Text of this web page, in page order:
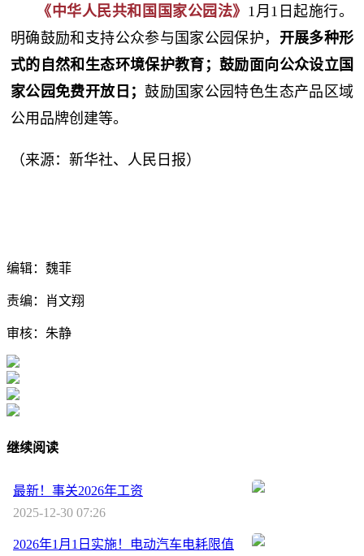
《中华人民共和国国家公园法》 1月1日起施行。
明确鼓励和支持公众参与国家公园保护， 开展多种形
式的自然和生态环境保护教育 ；鼓励面向公众设立国
家公园免费开放日； 鼓励国家公园特色生态产品区域
公用品牌创建等。
（来源：新华社、人民日报）
编辑：魏菲
责编：肖文翔
审核：朱静
继续阅读
最新！事关2026年工资
2025-12-30 07:26
2026年1月1日实施！电动汽车电耗限值